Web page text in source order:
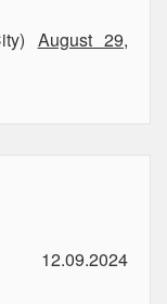
August 29,